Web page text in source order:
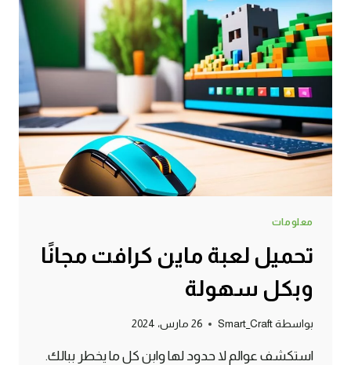
معلومات
تحميل لعبة ماين كرافت مجانًا
وبكل سهولة
بواسطة Smart_Craft 26 مارس، 2024
استكشف عوالم لا حدود لها وابن كل ما يخطر ببالك.